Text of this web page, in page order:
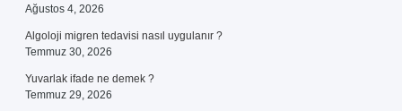
Ağustos 4, 2026
Algoloji migren tedavisi nasıl uygulanır ?
Temmuz 30, 2026
Yuvarlak ifade ne demek ?
Temmuz 29, 2026